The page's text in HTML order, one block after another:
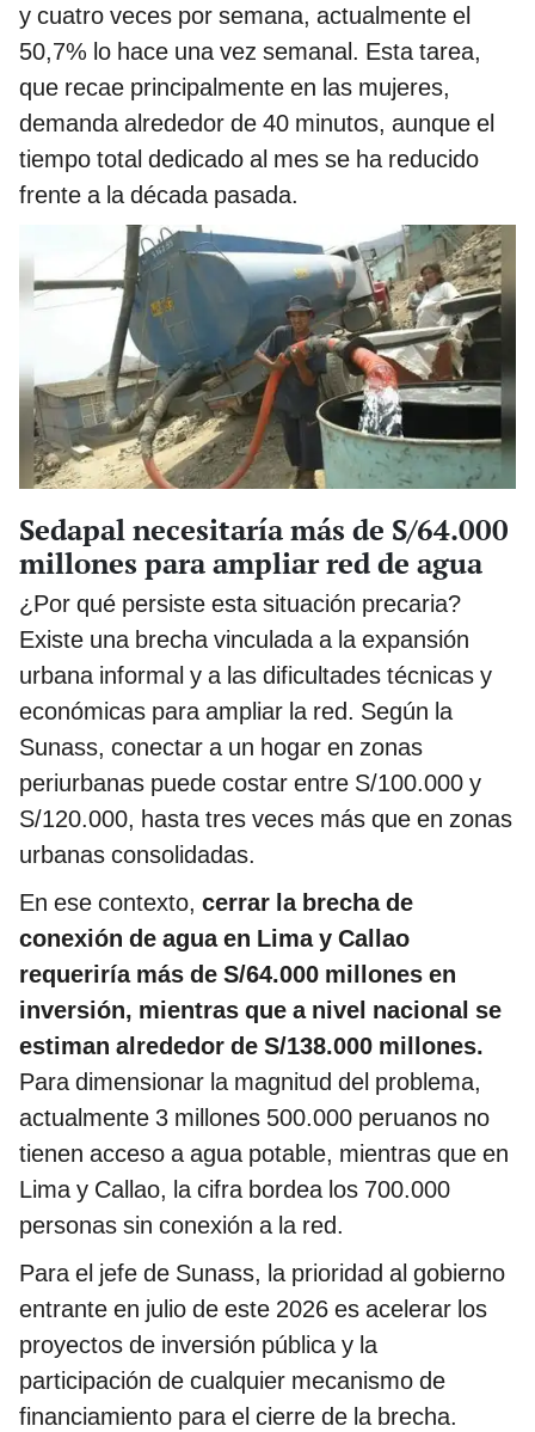
y cuatro veces por semana, actualmente el
50,7% lo hace una vez semanal. Esta tarea,
que recae principalmente en las mujeres,
demanda alrededor de 40 minutos, aunque el
tiempo total dedicado al mes se ha reducido
frente a la década pasada.
Sedapal necesitaría más de S/64.000
millones para ampliar red de agua
¿Por qué persiste esta situación precaria?
Existe una brecha vinculada a la expansión
urbana informal y a las dificultades técnicas y
económicas para ampliar la red. Según la
Sunass, conectar a un hogar en zonas
periurbanas puede costar entre S/100.000 y
S/120.000, hasta tres veces más que en zonas
urbanas consolidadas.
En ese contexto, cerrar la brecha de
conexión de agua en Lima y Callao
requeriría más de S/64.000 millones en
inversión, mientras que a nivel nacional se
estiman alrededor de S/138.000 millones.
Para dimensionar la magnitud del problema,
actualmente 3 millones 500.000 peruanos no
tienen acceso a agua potable, mientras que en
Lima y Callao, la cifra bordea los 700.000
personas sin conexión a la red.
Para el jefe de Sunass, la prioridad al gobierno
entrante en julio de este 2026 es acelerar los
proyectos de inversión pública y la
participación de cualquier mecanismo de
financiamiento para el cierre de la brecha.